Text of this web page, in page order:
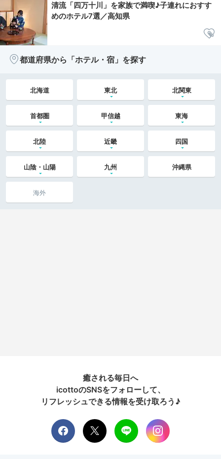
清流「四万十川」を家族で満喫♪子連れにおすす
めのホテル7選／高知県
都道府県から「ホテル・宿」を探す
北海道 東北 北関東
首都圏 甲信越 東海
北陸 近畿 四国
山陰・山陽 九州 沖縄県
海外
癒される毎日へ
icottoのSNSをフォローして、
リフレッシュできる情報を受け取ろう♪